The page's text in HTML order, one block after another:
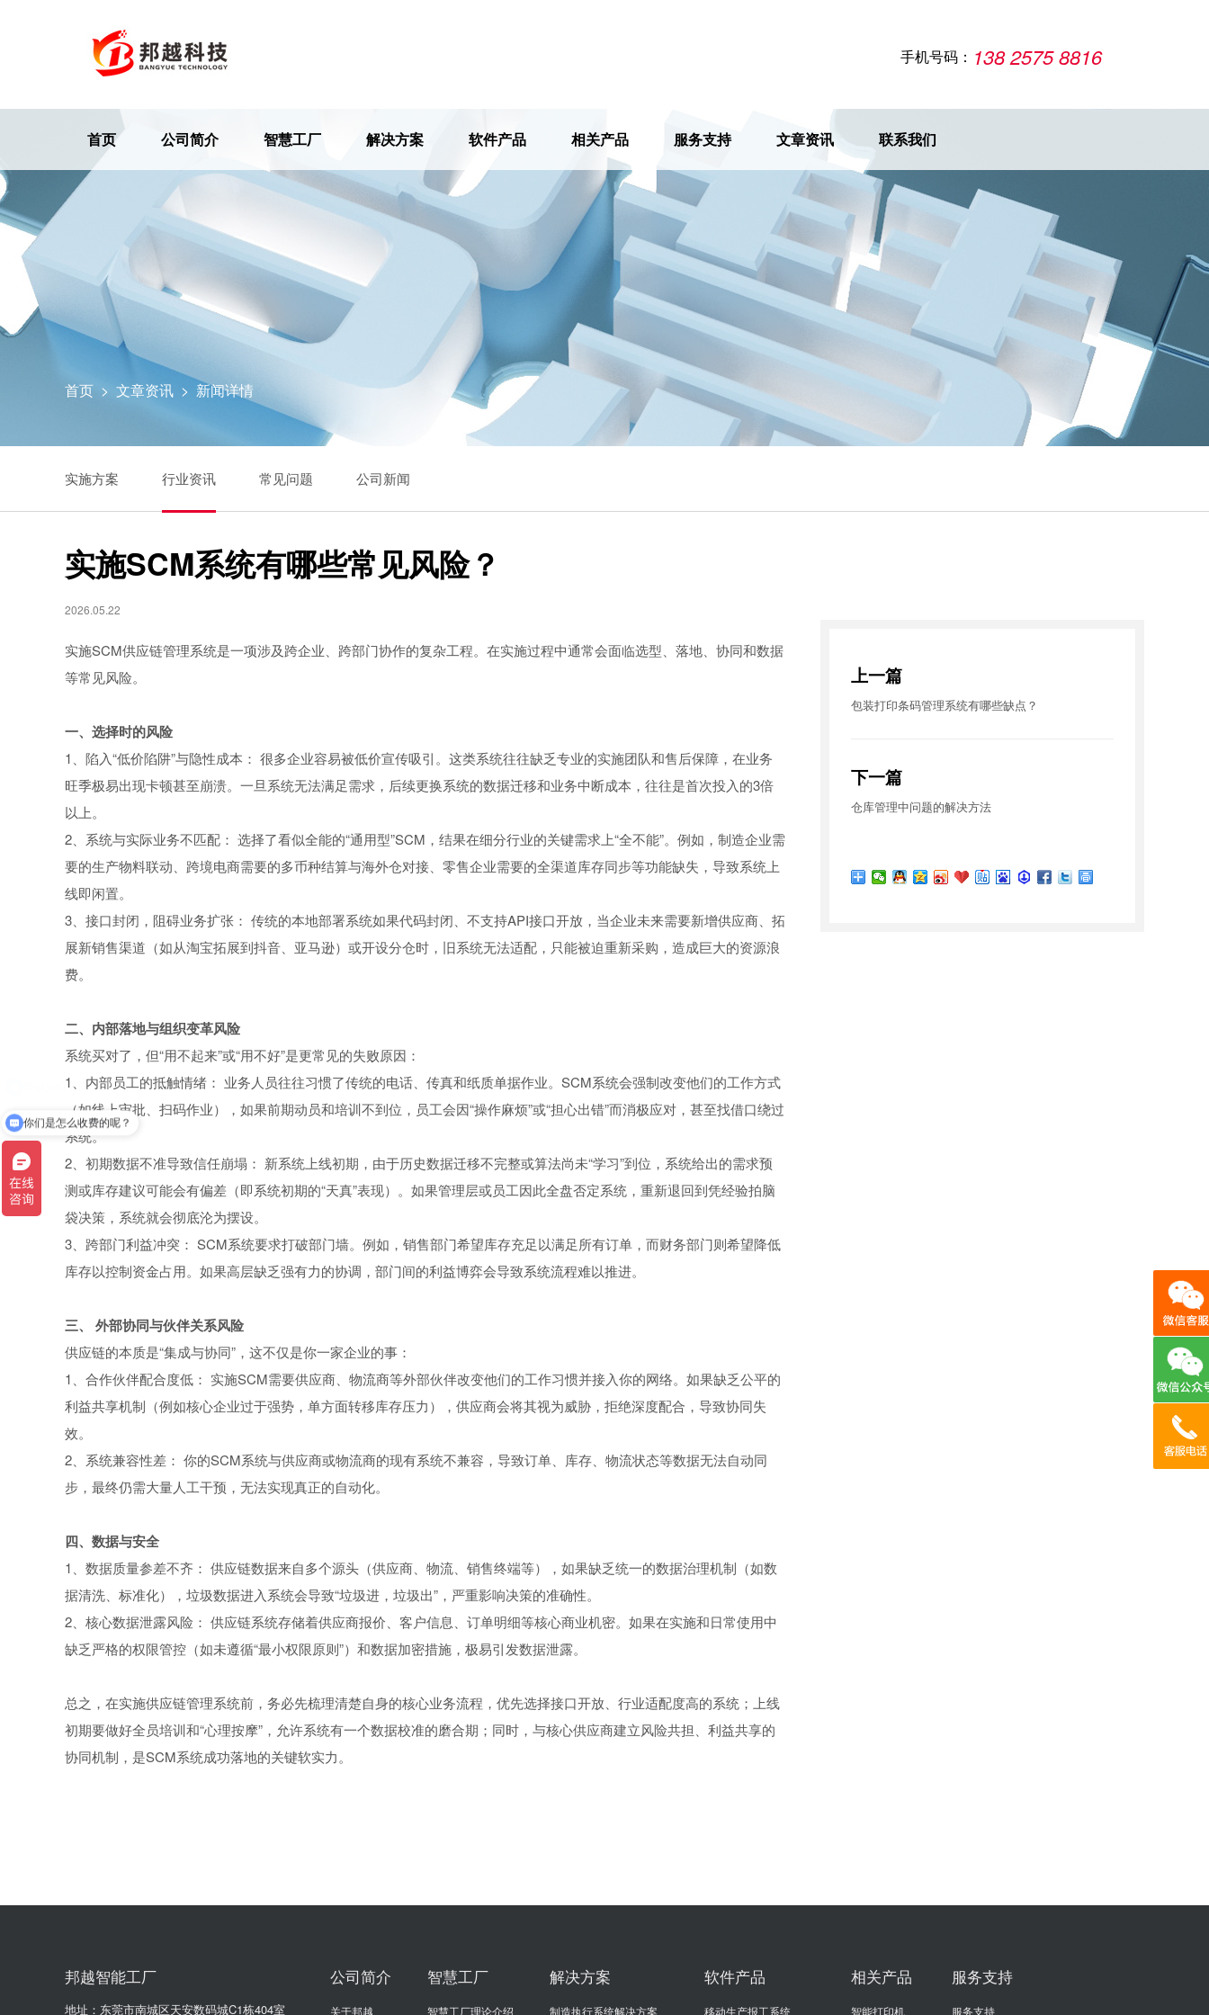
手机号码： 138 2575 8816
首页 公司简介 智慧工厂 解决方案 软件产品 相关产品 服务支持 文章资讯 联系我们
首页 > 文章资讯 > 新闻详情
实施方案 行业资讯 常见问题 公司新闻
实施SCM系统有哪些常见风险？
2026.05.22
实施SCM供应链管理系统是一项涉及跨企业、跨部门协作的复杂工程。在实施过程中通常会面临选型、落地、协同和数据
等常见风险。
一、选择时的风险
1、陷入“低价陷阱”与隐性成本： 很多企业容易被低价宣传吸引。这类系统往往缺乏专业的实施团队和售后保障，在业务
旺季极易出现卡顿甚至崩溃。一旦系统无法满足需求，后续更换系统的数据迁移和业务中断成本，往往是首次投入的3倍
以上。
2、系统与实际业务不匹配： 选择了看似全能的“通用型”SCM，结果在细分行业的关键需求上“全不能”。例如，制造企业需
要的生产物料联动、跨境电商需要的多币种结算与海外仓对接、零售企业需要的全渠道库存同步等功能缺失，导致系统上
线即闲置。
3、接口封闭，阻碍业务扩张： 传统的本地部署系统如果代码封闭、不支持API接口开放，当企业未来需要新增供应商、拓
展新销售渠道（如从淘宝拓展到抖音、亚马逊）或开设分仓时，旧系统无法适配，只能被迫重新采购，造成巨大的资源浪
费。
二、内部落地与组织变革风险
系统买对了，但“用不起来”或“用不好”是更常见的失败原因：
1、内部员工的抵触情绪： 业务人员往往习惯了传统的电话、传真和纸质单据作业。SCM系统会强制改变他们的工作方式
（如线上审批、扫码作业），如果前期动员和培训不到位，员工会因“操作麻烦”或“担心出错”而消极应对，甚至找借口绕过
系统。
2、初期数据不准导致信任崩塌： 新系统上线初期，由于历史数据迁移不完整或算法尚未“学习”到位，系统给出的需求预
测或库存建议可能会有偏差（即系统初期的“天真”表现）。如果管理层或员工因此全盘否定系统，重新退回到凭经验拍脑
袋决策，系统就会彻底沦为摆设。
3、跨部门利益冲突： SCM系统要求打破部门墙。例如，销售部门希望库存充足以满足所有订单，而财务部门则希望降低
库存以控制资金占用。如果高层缺乏强有力的协调，部门间的利益博弈会导致系统流程难以推进。
三、 外部协同与伙伴关系风险
供应链的本质是“集成与协同”，这不仅是你一家企业的事：
1、合作伙伴配合度低： 实施SCM需要供应商、物流商等外部伙伴改变他们的工作习惯并接入你的网络。如果缺乏公平的
利益共享机制（例如核心企业过于强势，单方面转移库存压力），供应商会将其视为威胁，拒绝深度配合，导致协同失
效。
2、系统兼容性差： 你的SCM系统与供应商或物流商的现有系统不兼容，导致订单、库存、物流状态等数据无法自动同
步，最终仍需大量人工干预，无法实现真正的自动化。
四、数据与安全
1、数据质量参差不齐： 供应链数据来自多个源头（供应商、物流、销售终端等），如果缺乏统一的数据治理机制（如数
据清洗、标准化），垃圾数据进入系统会导致“垃圾进，垃圾出”，严重影响决策的准确性。
2、核心数据泄露风险： 供应链系统存储着供应商报价、客户信息、订单明细等核心商业机密。如果在实施和日常使用中
缺乏严格的权限管控（如未遵循“最小权限原则”）和数据加密措施，极易引发数据泄露。
总之，在实施供应链管理系统前，务必先梳理清楚自身的核心业务流程，优先选择接口开放、行业适配度高的系统；上线
初期要做好全员培训和“心理按摩”，允许系统有一个数据校准的磨合期；同时，与核心供应商建立风险共担、利益共享的
协同机制，是SCM系统成功落地的关键软实力。
上一篇
包装打印条码管理系统有哪些缺点？
下一篇
仓库管理中问题的解决方法
邦越智能工厂
地址：东莞市南城区天安数码城C1栋404室
公司简介
关于邦越
智慧工厂
智慧工厂理论介绍
解决方案
制造执行系统解决方案
软件产品
移动生产报工系统
相关产品
智能打印机
服务支持
服务支持
你们是怎么收费的呢？